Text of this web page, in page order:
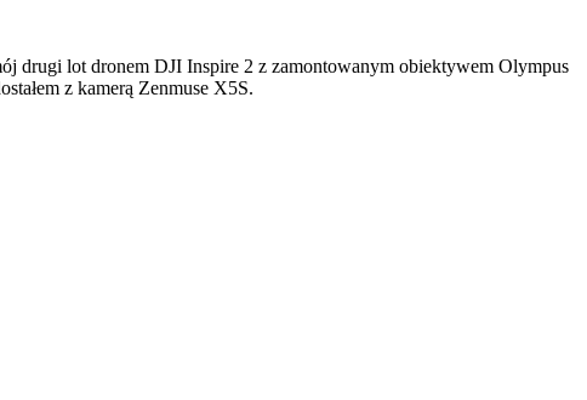
drugi lot dronem DJI Inspire 2 z zamontowanym obiektywem Olympus
z kamerą Zenmuse X5S.